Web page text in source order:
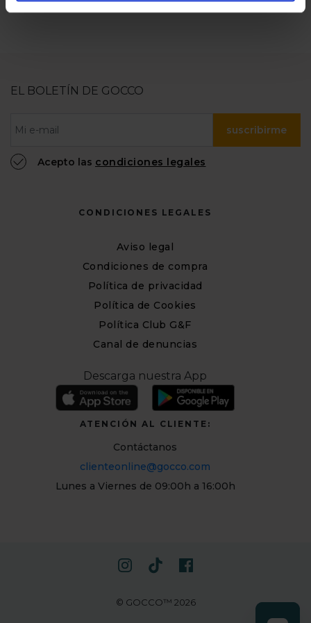
EL BOLETÍN DE GOCCO
suscribirme
Acepto las condiciones legales
CONDICIONES LEGALES
Aviso legal
Condiciones de compra
Política de privacidad
Política de Cookies
Política Club G&F
Canal de denuncias
Descarga nuestra App
ATENCIÓN AL CLIENTE:
Contáctanos
clienteonline@gocco.com
Lunes a Viernes de 09:00h a 16:00h
© GOCCO™ 2026